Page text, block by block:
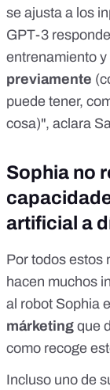
se ajusta a los
GPT-3
entrenamiento y
previamente
puede tener,
cosa)", aclara
Sophia no
artificial a
Por todos estos
hacen muchos
al robot Sophia
márketing que
como recoge
Incluso uno de